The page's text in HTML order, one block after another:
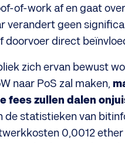
of-work af en gaat
verandert geen
direct
zich ervan bewust
naar PoS zal maken,
fees zullen dalen
de statistieken van
0,0012